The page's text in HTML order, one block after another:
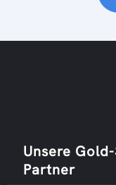
Unsere
Partner